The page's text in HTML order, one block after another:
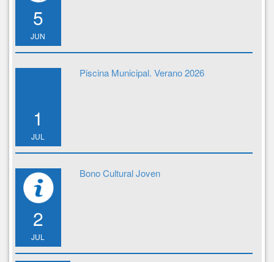
5
JUN
1
JUL
Piscina Municipal. Verano 2026
2
JUL
Bono Cultural Joven